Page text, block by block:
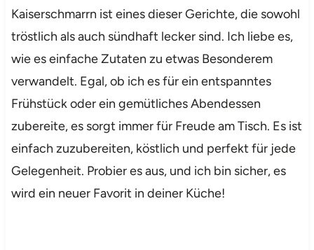
Kaiserschmarrn ist eines dieser Gerichte, die sowohl
tröstlich als auch sündhaft lecker sind. Ich liebe es,
wie es einfache Zutaten zu etwas Besonderem
verwandelt. Egal, ob ich es für ein entspanntes
Frühstück oder ein gemütliches Abendessen
zubereite, es sorgt immer für Freude am Tisch. Es ist
einfach zuzubereiten, köstlich und perfekt für jede
Gelegenheit. Probier es aus, und ich bin sicher, es
wird ein neuer Favorit in deiner Küche!